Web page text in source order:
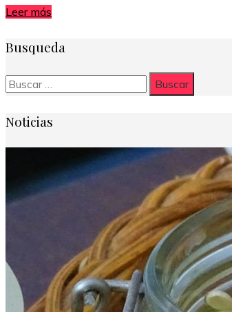
Leer más
Busqueda
Buscar:
Noticias